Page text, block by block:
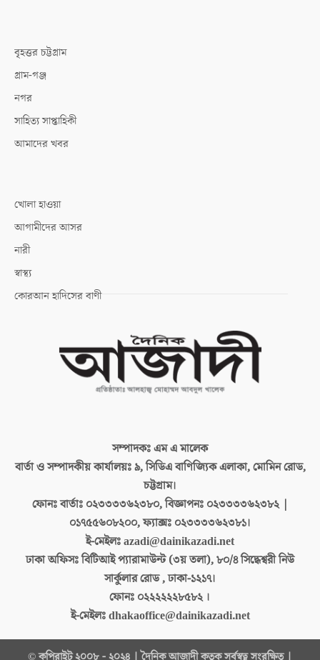
বৃহত্তর চট্টগ্রাম
গ্রাম-গঞ্জ
নগর
সাহিত্য সাপ্তাহিকী
আমাদের খবর
খোলা হাওয়া
আগামীদের আসর
নারী
স্বাস্থ্য
কোরআন হাদিসের বাণী
সম্পাদকঃএম এ মালেক
বার্তা ও সম্পাদকীয় কার্যালয়ঃ৯, সিডিএ বাণিজ্যিক এলাকা, মোমিন রোড,
চট্টগ্রাম।
ফোনঃ বার্তাঃ ০২৩৩৩৩৬২৩৮০, বিজ্ঞাপনঃ ০২৩৩৩৩৬২৩৮২ |
০১৭৫৫৬০৮২০০, ফ্যাক্সঃ ০২৩৩৩৩৬২৩৮১।
ই-মেইলঃazadi@dainikazadi.net
ঢাকা অফিসঃবিটিআই প্যারামাউন্ট (৩য় তলা), ৮০/৪ সিদ্ধেশ্বরী নিউ
সার্কুলার রোড , ঢাকা-১২১৭।
ফোনঃ ০২২২২২২৮৫৮২ ।
ই-মেইলঃdhakaoffice@dainikazadi.net
© কপিরাইট ২০০৮ - ২০২৪ | দৈনিক আজাদী কতৃক সর্বস্বত্ব সংরক্ষিত |